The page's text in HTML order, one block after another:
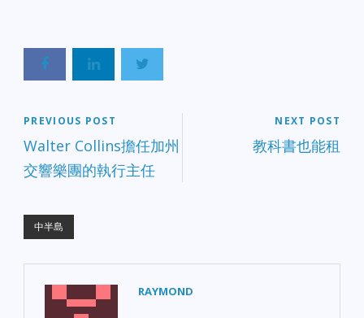
PREVIOUS POST
Walter Collins擔任加州
交響樂團的執行主任
NEXT POST
教科書也能租
中半島
RAYMOND